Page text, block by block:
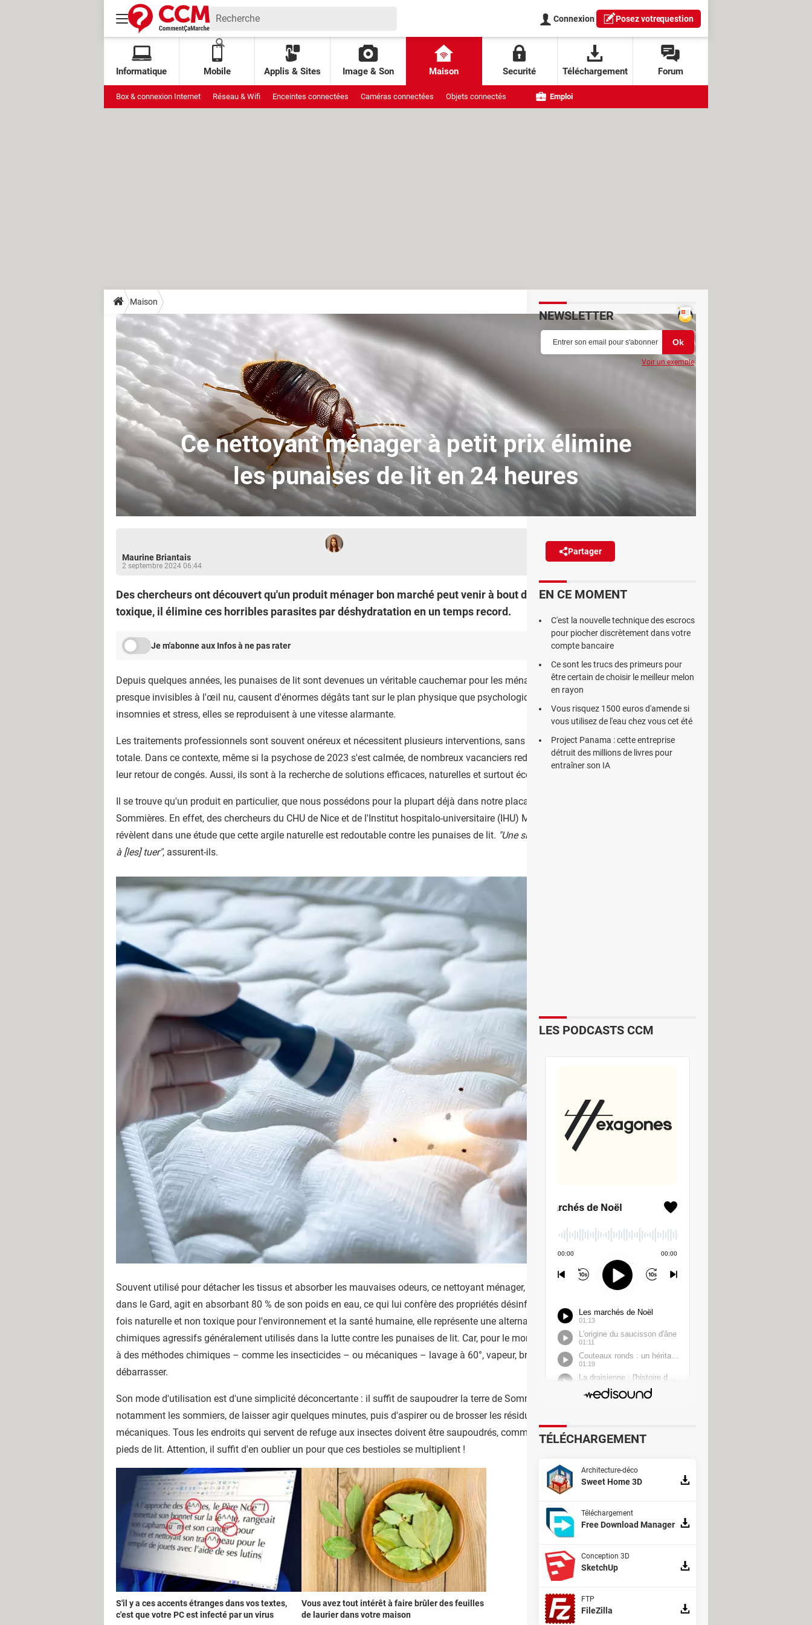
Connexion Posez votrequestion
Informatique Mobile Applis & Sites Image & Son Maison Securité Téléchargement Forum
Box & connexion Internet Réseau & Wifi Enceintes connectées Caméras connectées Objets connectés Emploi
Maison
Ce nettoyant ménager à petit prix élimine
les punaises de lit en 24 heures
Maurine Briantais
2 septembre 2024 06:44
Partager
Des chercheurs ont découvert qu'un produit ménager bon marché peut venir à bout des punaises de lit. Naturel et non
toxique, il élimine ces horribles parasites par déshydratation en un temps record.
Je m'abonne aux Infos à ne pas rater
Depuis quelques années, les punaises de lit sont devenues un véritable cauchemar pour les ménages français. Ces insectes minuscules,
presque invisibles à l'œil nu, causent d'énormes dégâts tant sur le plan physique que psychologique. Provoquant démangeaisons,
insomnies et stress, elles se reproduisent à une vitesse alarmante.
Les traitements professionnels sont souvent onéreux et nécessitent plusieurs interventions, sans pour autant garantir une élimination
totale. Dans ce contexte, même si la psychose de 2023 s'est calmée, de nombreux vacanciers redoutent d'en ramener avec eux lors de
leur retour de congés. Aussi, ils sont à la recherche de solutions efficaces, naturelles et surtout économiques.
Il se trouve qu'un produit en particulier, que nous possédons pour la plupart déjà dans notre placard, se démarque : la terre de
Sommières. En effet, des chercheurs du CHU de Nice et de l'Institut hospitalo-universitaire (IHU) Méditerranée Infection de Marseille
révèlent dans une étude que cette argile naturelle est redoutable contre les punaises de lit. "Une simple exposition de trois minutes suffit
à [les] tuer", assurent-ils.
Souvent utilisé pour détacher les tissus et absorber les mauvaises odeurs, ce nettoyant ménager, provenant du village de Sommières
dans le Gard, agit en absorbant 80 % de son poids en eau, ce qui lui confère des propriétés désinfectantes impressionnantes. Etant à la
fois naturelle et non toxique pour l'environnement et la santé humaine, elle représente une alternative de choix face aux produits
chimiques agressifs généralement utilisés dans la lutte contre les punaises de lit. Car, pour le moment, il faut obligatoirement recourir
à des méthodes chimiques – comme les insecticides – ou mécaniques – lavage à 60°, vapeur, brossage, aspiration…– pour s'en
débarrasser.
Son mode d'utilisation est d'une simplicité déconcertante : il suffit de saupoudrer la terre de Sommières sur les surfaces concernées,
notamment les sommiers, de laisser agir quelques minutes, puis d'aspirer ou de brosser les résidus avant de recourir aux procédés
mécaniques. Tous les endroits qui servent de refuge aux insectes doivent être saupoudrés, comme les plinthes, les lattes en bois et les
pieds de lit. Attention, il suffit d'en oublier un pour que ces bestioles se multiplient !
S'il y a ces accents étranges dans vos textes,
c'est que votre PC est infecté par un virus
Vous avez tout intérêt à faire brûler des feuilles
de laurier dans votre maison
NEWSLETTER
Voir un exemple
EN CE MOMENT
C'est la nouvelle technique des escrocs
pour piocher discrètement dans votre
compte bancaire
Ce sont les trucs des primeurs pour
être certain de choisir le meilleur melon
en rayon
Vous risquez 1500 euros d'amende si
vous utilisez de l'eau chez vous cet été
Project Panama : cette entreprise
détruit des millions de livres pour
entraîner son IA
LES PODCASTS CCM
TÉLÉCHARGEMENT
Architecture-déco
Sweet Home 3D
Téléchargement
Free Download Manager
Conception 3D
SketchUp
FTP
FileZilla